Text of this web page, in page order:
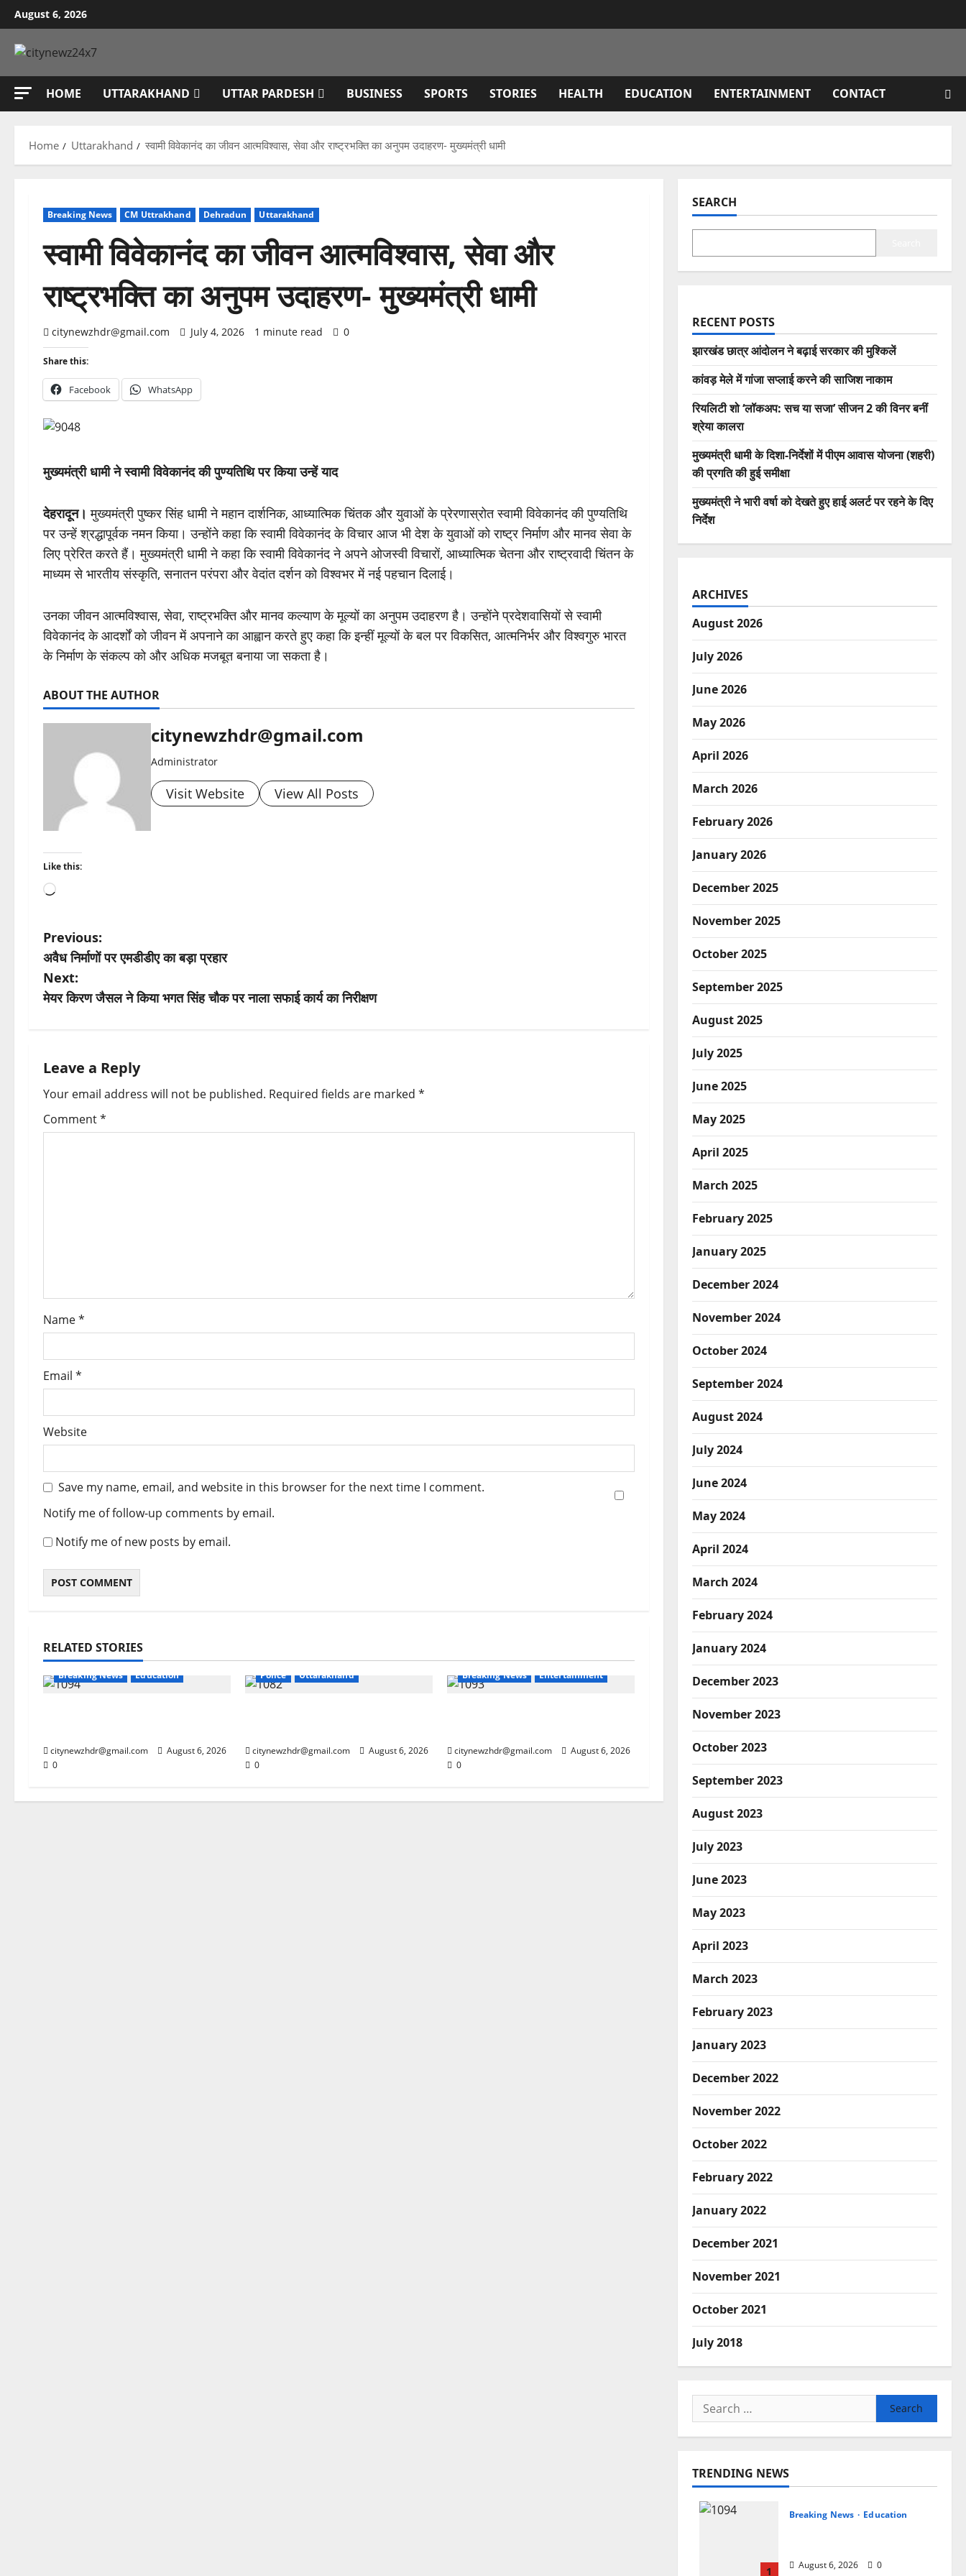
Skip
to
content
August 6, 2026
HOME UTTARAKHAND UTTAR PARDESH BUSINESS SPORTS STORIES HEALTH EDUCATION ENTERTAINMENT CONTACT
Home Uttarakhand स्वामी विवेकानंद का जीवन आत्मविश्वास, सेवा और राष्ट्रभक्ति का अनुपम उदाहरण- मुख्यमंत्री धामी
Breaking News CM Uttrakhand Dehradun Uttarakhand
स्वामी विवेकानंद का जीवन आत्मविश्वास, सेवा और
राष्ट्रभक्ति का अनुपम उदाहरण- मुख्यमंत्री धामी
citynewzhdr@gmail.com July 4, 2026 1 minute read 0
Share this:
Facebook WhatsApp
मुख्यमंत्री धामी ने स्वामी विवेकानंद की पुण्यतिथि पर किया उन्हें याद
देहरादून। मुख्यमंत्री पुष्कर सिंह धामी ने महान दार्शनिक, आध्यात्मिक चिंतक और युवाओं के प्रेरणास्रोत स्वामी विवेकानंद की पुण्यतिथि
पर उन्हें श्रद्धापूर्वक नमन किया। उन्होंने कहा कि स्वामी विवेकानंद के विचार आज भी देश के युवाओं को राष्ट्र निर्माण और मानव सेवा के
लिए प्रेरित करते हैं। मुख्यमंत्री धामी ने कहा कि स्वामी विवेकानंद ने अपने ओजस्वी विचारों, आध्यात्मिक चेतना और राष्ट्रवादी चिंतन के
माध्यम से भारतीय संस्कृति, सनातन परंपरा और वेदांत दर्शन को विश्वभर में नई पहचान दिलाई।
उनका जीवन आत्मविश्वास, सेवा, राष्ट्रभक्ति और मानव कल्याण के मूल्यों का अनुपम उदाहरण है। उन्होंने प्रदेशवासियों से स्वामी
विवेकानंद के आदर्शों को जीवन में अपनाने का आह्वान करते हुए कहा कि इन्हीं मूल्यों के बल पर विकसित, आत्मनिर्भर और विश्वगुरु भारत
के निर्माण के संकल्प को और अधिक मजबूत बनाया जा सकता है।
ABOUT THE AUTHOR
citynewzhdr@gmail.com
Administrator
Visit Website View All Posts
Like this:
Loading…
P
o
s
n
a
v
o
n
Previous:
अवैध निर्माणों पर एमडीडीए का बड़ा प्रहार
Next:
मेयर किरण जैसल ने किया भगत सिंह चौक पर नाला सफाई कार्य का निरीक्षण
Leave a Reply
Your email address will not be published. Required fields are marked *
Comment*
Name*
Email *
Website
Save my name, email, and website in this browser for the next time I comment.
Notify me of follow-up comments by email.
Notify me of new posts by email.
RELATED STORIES
Breaking News Education
citynewzhdr@gmail.com
August 6, 2026
0
Police
Uttarakhand
citynewzhdr@gmail.com
August 6, 2026
0
Breaking News Entertainment
citynewzhdr@gmail.com
August 6, 2026
0
SEARCH
RECENT POSTS
झारखंड छात्र आंदोलन ने बढ़ाई सरकार की मुश्किलें
कांवड़ मेले में गांजा सप्लाई करने की साजिश नाकाम
रियलिटी शो ‘लॉकअप: सच या सजा’ सीजन 2 की विनर बनीं
श्रेया कालरा
मुख्यमंत्री धामी के दिशा-निर्देशों में पीएम आवास योजना (शहरी)
की प्रगति की हुई समीक्षा
मुख्यमंत्री ने भारी वर्षा को देखते हुए हाई अलर्ट पर रहने के दिए
निर्देश
ARCHIVES
August 2026
July 2026
June 2026
May 2026
April 2026
March 2026
February 2026
January 2026
December 2025
November 2025
October 2025
September 2025
August 2025
July 2025
June 2025
May 2025
April 2025
March 2025
February 2025
January 2025
December 2024
November 2024
October 2024
September 2024
August 2024
July 2024
June 2024
May 2024
April 2024
March 2024
February 2024
January 2024
December 2023
November 2023
October 2023
September 2023
August 2023
July 2023
June 2023
May 2023
April 2023
March 2023
February 2023
January 2023
December 2022
November 2022
October 2022
February 2022
January 2022
December 2021
November 2021
October 2021
July 2018
Search
for:
TRENDING NEWS
1
Breaking News Education
August 6, 2026 0